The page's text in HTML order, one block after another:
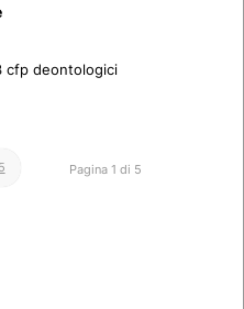
cfp deontologici
Pagina 1 di 5
5